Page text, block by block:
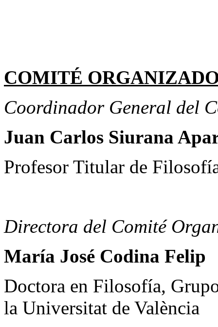
COMITÉ
Coordinador General del
Juan Carlos Siurana
Profesor Titular de
Directora del Comité
María José Codina Felip
Doctora en Filosofía,
la Universitat de València